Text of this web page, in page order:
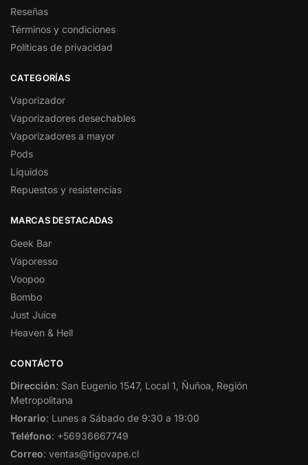
Reseñas
Términos y condiciones
Políticas de privacidad
CATEGORÍAS
Vaporizador
Vaporizadores desechables
Vaporizadores a mayor
Pods
Líquidos
Repuestos y resistencias
MARCAS DESTACADAS
Geek Bar
Vaporesso
Voopoo
Bombo
Just Juice
Heaven & Hell
CONTÁCTO
Dirección: San Eugenio 1547, Local 1, Ñuñoa, Región
Metropolitana
Horario: Lunes a Sábado de 9:30 a 19:00
Teléfono: +56936667749
Correo: ventas@tigovape.cl